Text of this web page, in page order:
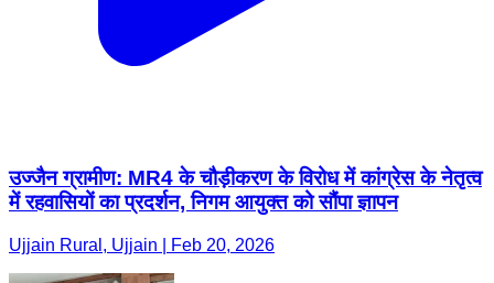
उज्जैन ग्रामीण: MR4 के चौड़ीकरण के विरोध में कांग्रेस के नेतृत्व
में रहवासियों का प्रदर्शन, निगम आयुक्त को सौंपा ज्ञापन
Ujjain Rural, Ujjain | Feb 20, 2026